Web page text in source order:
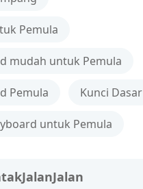
Pemula
mudah untuk Pemula
Pemula Kunci Dasar
untuk Pemula